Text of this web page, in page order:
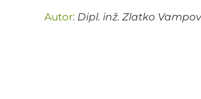
Autor: Dipl. inž. Zlatko